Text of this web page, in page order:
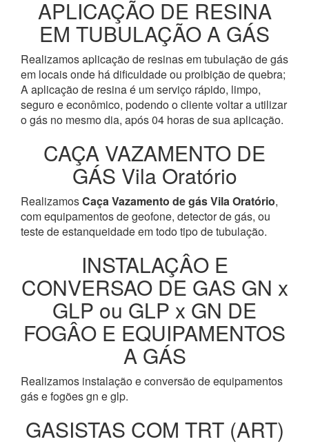
APLICAÇÃO DE RESINA
EM TUBULAÇÃO A GÁS
Realizamos aplicação de resinas em tubulação de gás
em locais onde há dificuldade ou proibição de quebra;
A aplicação de resina é um serviço rápido, limpo,
seguro e econômico, podendo o cliente voltar a utilizar
o gás no mesmo dia, após 04 horas de sua aplicação.
CAÇA VAZAMENTO DE
GÁS Vila Oratório
RealizamosCaça Vazamento de gás Vila Oratório,
com equipamentos de geofone, detector de gás, ou
teste de estanqueidade em todo tipo de tubulação.
INSTALAÇÂO E
CONVERSAO DE GAS GN x
GLP ou GLP x GN DE
FOGÂO E EQUIPAMENTOS
A GÁS
Realizamos instalação e conversão de equipamentos
gás e fogões gn e glp.
GASISTAS COM TRT (ART)